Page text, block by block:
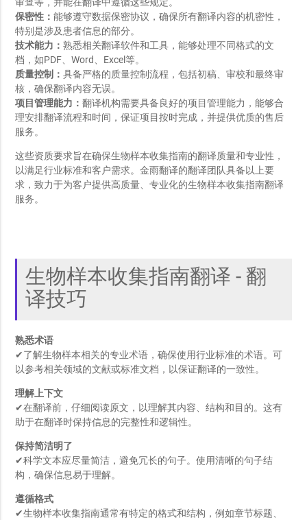
审查等，并能在翻译中遵循这些规定。
保密性：能够遵守数据保密协议，确保所有翻译内容的机密性，
特别是涉及患者信息的部分。
技术能力：熟悉相关翻译软件和工具，能够处理不同格式的文
档，如PDF、Word、Excel等。
质量控制：具备严格的质量控制流程，包括初稿、审校和最终审
核，确保翻译内容无误。
项目管理能力：翻译机构需要具备良好的项目管理能力，能够合
理安排翻译流程和时间，保证项目按时完成，并提供优质的售后
服务。
这些资质要求旨在确保生物样本收集指南的翻译质量和专业性，
以满足行业标准和客户需求。金雨翻译的翻译团队具备以上要
求，致力于为客户提供高质量、专业化的生物样本收集指南翻译
服务。
生物样本收集指南翻译 - 翻
译技巧
熟悉术语
✔了解生物样本相关的专业术语，确保使用行业标准的术语。可
以参考相关领域的文献或标准文档，以保证翻译的一致性。
理解上下文
✔在翻译前，仔细阅读原文，以理解其内容、结构和目的。这有
助于在翻译时保持信息的完整性和逻辑性。
保持简洁明了
✔科学文本应尽量简洁，避免冗长的句子。使用清晰的句子结
构，确保信息易于理解。
遵循格式
✔生物样本收集指南通常有特定的格式和结构，例如章节标题、